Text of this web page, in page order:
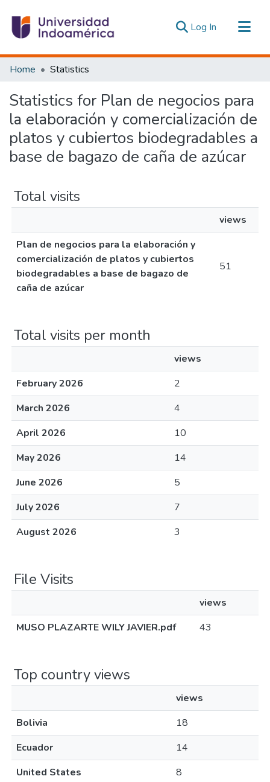
Log In (current)
Communities & Collections
Estadísticas Externas
Home Statistics
Statistics for Plan de negocios para
la elaboración y comercialización de
platos y cubiertos biodegradables a
base de bagazo de caña de azúcar
Total visits
views
Plan de negocios para la elaboración y
comercialización de platos y cubiertos
biodegradables a base de bagazo de
caña de azúcar
51
Total visits per month
views
February 2026
2
March 2026
4
April 2026
10
May 2026
14
June 2026
5
July 2026
7
August 2026
3
File Visits
views
MUSO PLAZARTE WILY JAVIER.pdf
43
Top country views
views
Bolivia
18
Ecuador
14
United States
8